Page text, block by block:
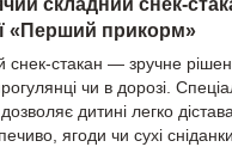
«Перший прикорм»
снек-стакан — зручне
чи в дорозі.
дитині легко
ягоди чи сухі